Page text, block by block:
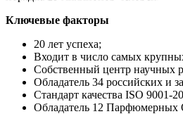
Ключевые факторы
20 лет успеха;
Входит в число самых
Собственный центр научных
Обладатель 34 российских и
Стандарт качества ISO 9001-
Обладатель 12 Парфюмерных